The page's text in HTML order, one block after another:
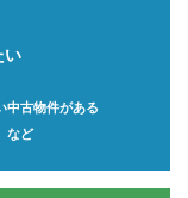
い
中古物件がある
など